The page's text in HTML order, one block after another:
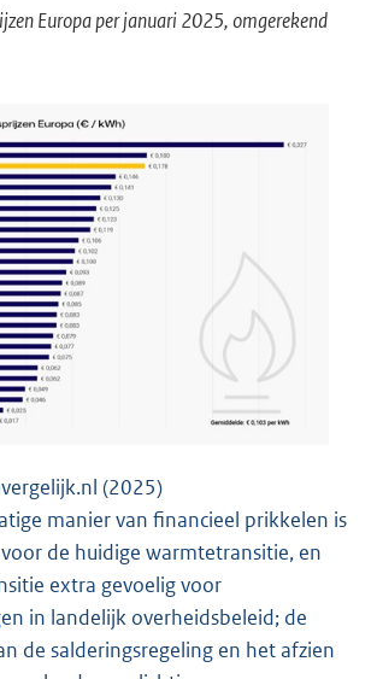
Europa per januari 2025, omgerekend
(2025)
manier van financieel prikkelen is
de huidige warmtetransitie, en
extra gevoelig voor
in landelijk overheidsbeleid; de
de salderingsregeling en het afzien